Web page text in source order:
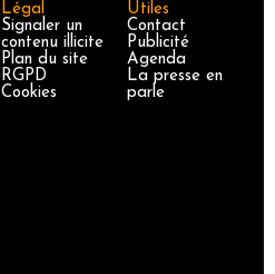
Légal
Signaler un
contenu illicite
Plan du site
RGPD
Cookies
Utiles
Contact
Publicité
Agenda
La presse en
parle